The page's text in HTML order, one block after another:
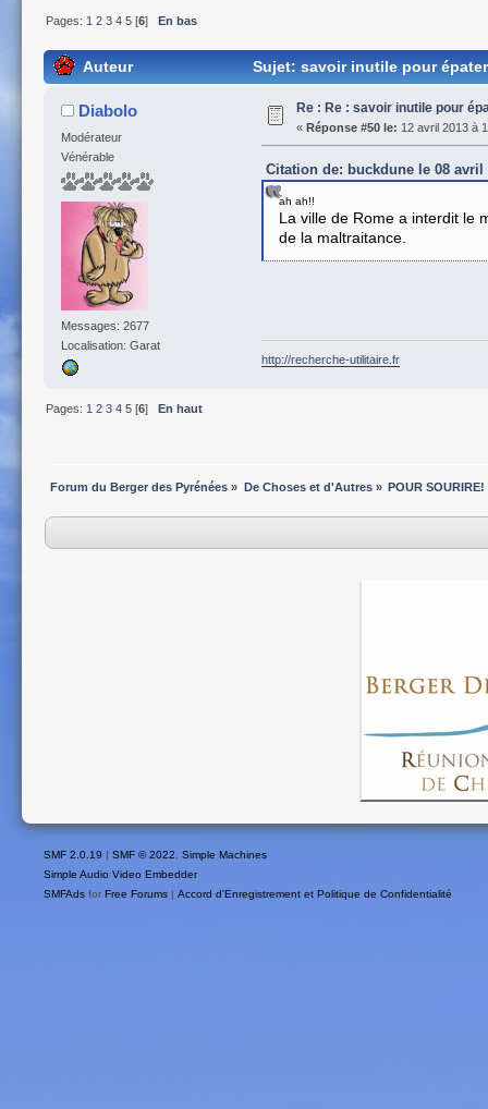
Pages: 1 2 3 4 5 [6] En bas
Auteur Sujet: savoir inutile pour
Diabolo
Modérateur
Vénérable
Messages: 2677
Localisation: Garat
Re : Re : savoir inutile pour
« Réponse #50 le: 12 avril 2013 à
Citation de: buckdune le 08 avril
ah ah!!
La ville de Rome a interdit le
de la maltraitance.
http://recherche-utilitaire.fr
Pages:1 2 3 4 5 [6] En haut
Forum du Berger des Pyrénées » De Choses et d'Autres» POUR SOURIRE!
SMF 2.0.19 SMF © 2022, Simple Machines
Simple Audio Video Embedder
SMFAds for Free Forums Accord d'Enregistrement et Politique de Confidentialité